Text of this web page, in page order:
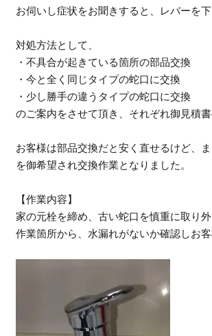
お伺いし症状をお聞きすると、レバーを
対処方法として、
・不具合が起きている箇所の部品交換
・今と全く同じタイプの蛇口に交換
・少し勝手の違うタイプの蛇口に交換
のご案内をさせて頂き、それぞれ御見積
お客様は部品交換だと安く直せるけど、
を御希望され交換作業となりました。
【作業内容】
家の元栓を締め、古い蛇口を慎重に取り
作業箇所から、水漏れがないか確認しお